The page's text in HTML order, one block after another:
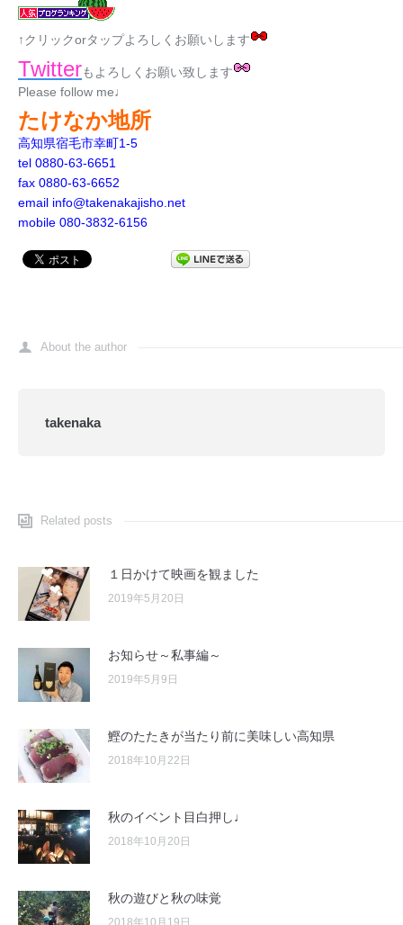
↑クリックorタップよろしくお願いします
Twitterもよろしくお願い致します
Please follow me♩
たけなか地所
高知県宿毛市幸町1-5
tel 0880-63-6651
fax 0880-63-6652
email info@takenakajisho.net
mobile 080-3832-6156
About the author
takenaka
Related posts
１日かけて映画を観ました
2019年5月20日
お知らせ～私事編～
2019年5月9日
鰹のたたきが当たり前に美味しい高知県
2018年10月22日
秋のイベント目白押し♩
2018年10月20日
秋の遊びと秋の味覚
2018年10月19日